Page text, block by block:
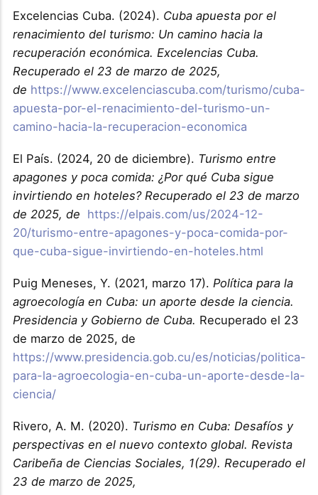
Excelencias Cuba. (2024). Cuba apuesta por el
renacimiento del turismo: Un camino hacia la
recuperación económica. Excelencias Cuba.
Recuperado el 23 de marzo de 2025,
de https://www.excelenciascuba.com/turismo/cuba-
apuesta-por-el-renacimiento-del-turismo-un-
camino-hacia-la-recuperacion-economica
El País. (2024, 20 de diciembre). Turismo entre
apagones y poca comida: ¿Por qué Cuba sigue
invirtiendo en hoteles? Recuperado el 23 de marzo
de 2025, de https://elpais.com/us/2024-12-
20/turismo-entre-apagones-y-poca-comida-por-
que-cuba-sigue-invirtiendo-en-hoteles.html
Puig Meneses, Y. (2021, marzo 17). Política para la
agroecología en Cuba: un aporte desde la ciencia.
Presidencia y Gobierno de Cuba. Recuperado el 23
de marzo de 2025, de
https://www.presidencia.gob.cu/es/noticias/politica-
para-la-agroecologia-en-cuba-un-aporte-desde-la-
ciencia/
Rivero, A. M. (2020). Turismo en Cuba: Desafíos y
perspectivas en el nuevo contexto global. Revista
Caribeña de Ciencias Sociales, 1(29). Recuperado el
23 de marzo de 2025,